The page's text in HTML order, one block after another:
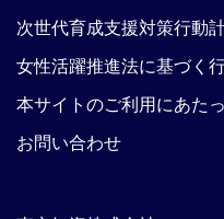
次世代育成支援対策行動
女性活躍推進法に基づく
本サイトのご利用にあた
お問い合わせ